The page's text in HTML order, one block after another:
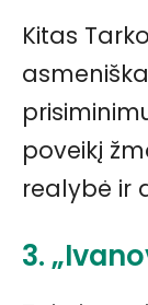
Kitas
poveikį
realybė ir
3.